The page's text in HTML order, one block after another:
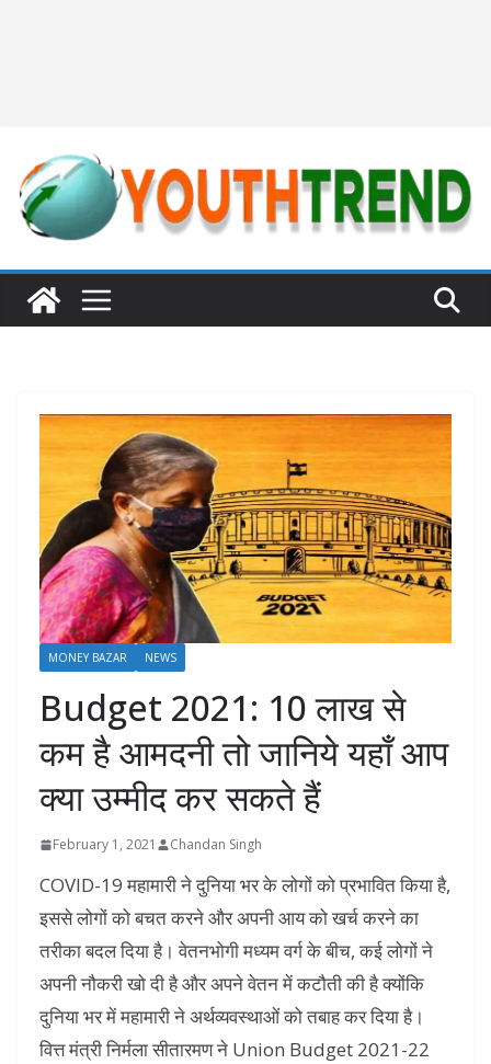
MONEY BAZAR NEWS
Budget 2021: 10 लाख से
कम है आमदनी तो जानिये यहाँ आप
क्या उम्मीद कर सकते हैं
February 1, 2021 Chandan Singh
COVID-19 महामारी ने दुनिया भर के लोगों को प्रभावित किया है,
इससे लोगों को बचत करने और अपनी आय को खर्च करने का
तरीका बदल दिया है। वेतनभोगी मध्यम वर्ग के बीच, कई लोगों ने
अपनी नौकरी खो दी है और अपने वेतन में कटौती की है क्योंकि
दुनिया भर में महामारी ने अर्थव्यवस्थाओं को तबाह कर दिया है।
वित्त मंत्री निर्मला सीतारमण ने Union Budget 2021-22